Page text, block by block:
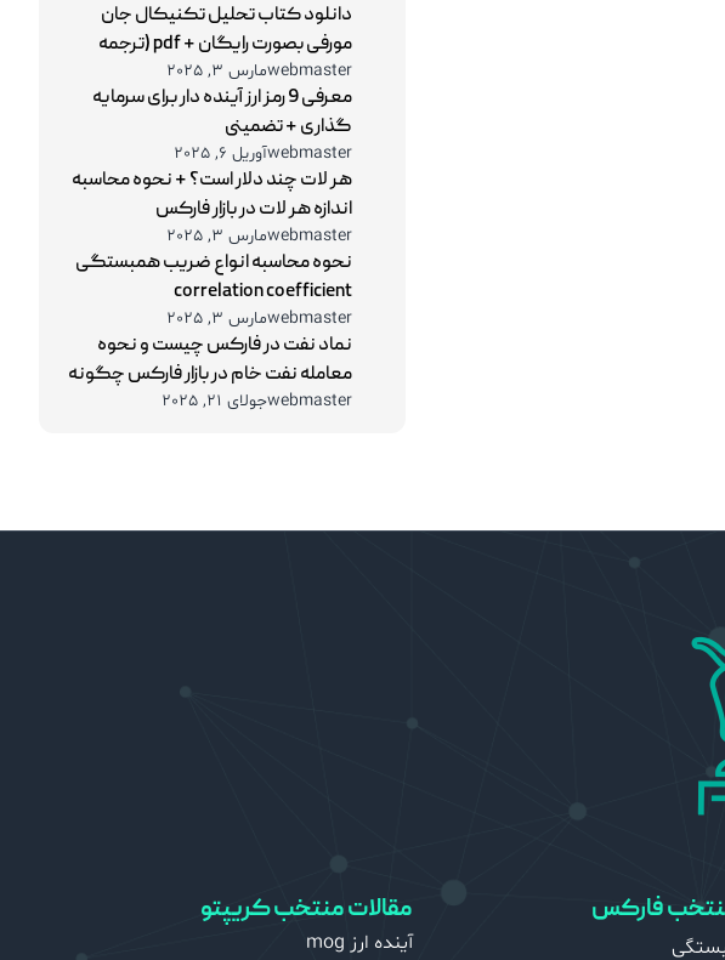
دانلود کتاب تحلیل تکنیکال جان
مورفی بصورت رایگان + pdf (ترجمه
فارسی و نسخه اصلی)
webmasterمارس 3, 2025
معرفی 9 رمز ارز آینده دار برای سرمایه
گذاری + تضمینی
webmasterآوریل 6, 2025
هر لات چند دلار است؟ + نحوه محاسبه
اندازه هر لات در بازار فارکس
webmasterمارس 3, 2025
نحوه محاسبه انواع ضریب همبستگی
correlation coefficient
webmasterمارس 3, 2025
نماد نفت در فارکس چیست و نحوه
معامله نفت خام در بازار فارکس چگونه
است؟
webmasterجولای 21, 2025
فارکس مقالات منتخب کریپتو
آینده ارز mog